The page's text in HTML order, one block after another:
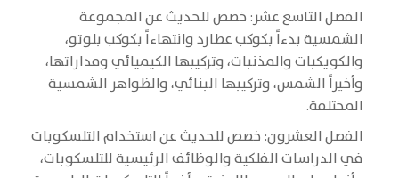
الفصل التاسع عشر: خصص للحديث عن المجموعة
الشمسية بدءاً بكوكب عطارد وانتهاءاً بكوكب بلوتو،
والكويكبات والمذنبات، وتركيبها الكيميائي ومداراتها،
وأخيراً الشمس، وتركيبها البنائي، والظواهر الشمسية
المختلفة.
الفصل العشرون: خصص للحديث عن استخدام التلسكوبات
في الدراسات الفلكية والوظائف الرئيسية للتلسكوبات،